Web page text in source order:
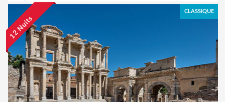
12 Nuits
CLASSIQUE